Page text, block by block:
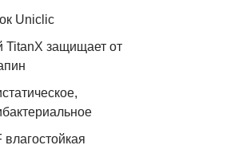
Uniclic
TitanX защищает от
влагостойкая